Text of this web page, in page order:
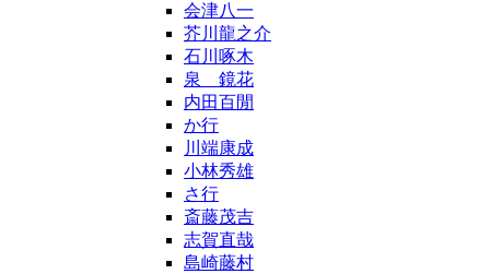
会津八一
芥川龍之介
石川啄木
泉 鏡花
内田百閒
か行
川端康成
小林秀雄
さ行
斎藤茂吉
志賀直哉
島崎藤村